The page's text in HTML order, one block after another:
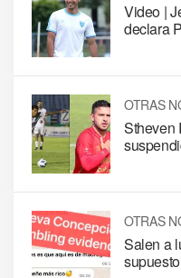
Video |
declara
OTRAS
Stheven
OTRAS
Salen a